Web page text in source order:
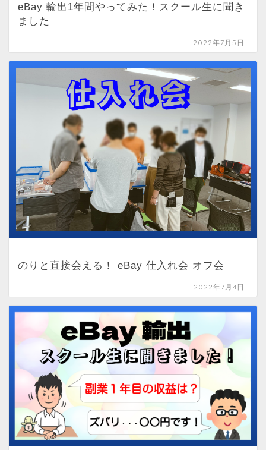
eBay 輸出1年間やってみた！スクール生に聞き
ました
2022年7月5日
のりと直接会える！ eBay 仕入れ会 オフ会
2022年7月4日